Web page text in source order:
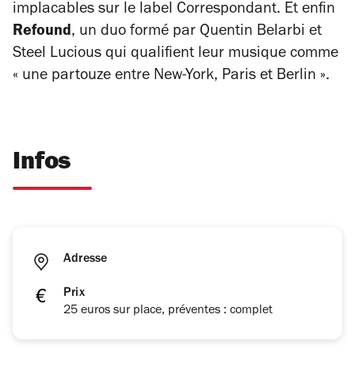
implacables sur le label Correspondant. Et enfin
Refound, un duo formé par Quentin Belarbi et
Steel Lucious qui qualifient leur musique comme
« une partouze entre New-York, Paris et Berlin ».
Infos
Adresse
Prix
25 euros sur place, préventes : complet